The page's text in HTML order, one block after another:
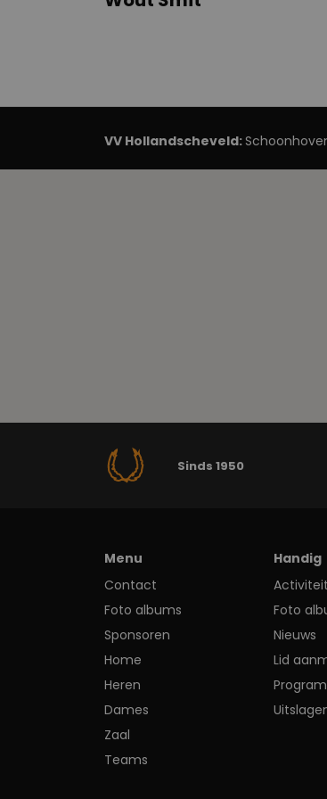
VV Hollandscheveld:
Sinds 1950
Menu
Contact
Foto albums
Sponsoren
Home
Heren
Dames
Zaal
Teams
Handig
Foto
Nieuws
Lid